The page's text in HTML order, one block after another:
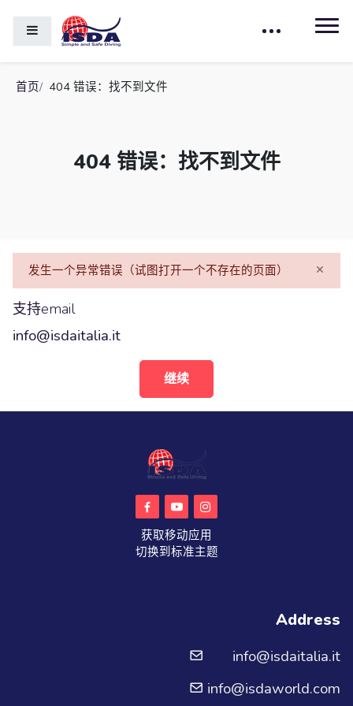
停靠面板
首页 404 错误：找不到文件
404 错误：找不到文件
×
发生一个异常错误（试图打开一个不存在的页面）
支持email
info@isdaitalia.it
继续
获取移动应用
切换到标准主题
Address
info@isdaitalia.it
info@isdaworld.com